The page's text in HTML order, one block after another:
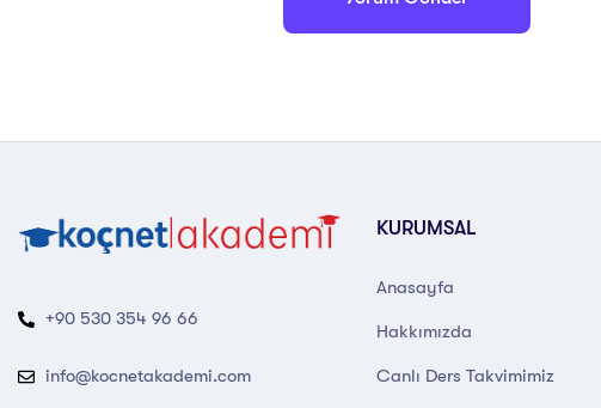
+90 530 354 96 66
info@kocnetakademi.com
KURUMSAL
Anasayfa
Hakkımızda
Canlı Ders Takvimimiz